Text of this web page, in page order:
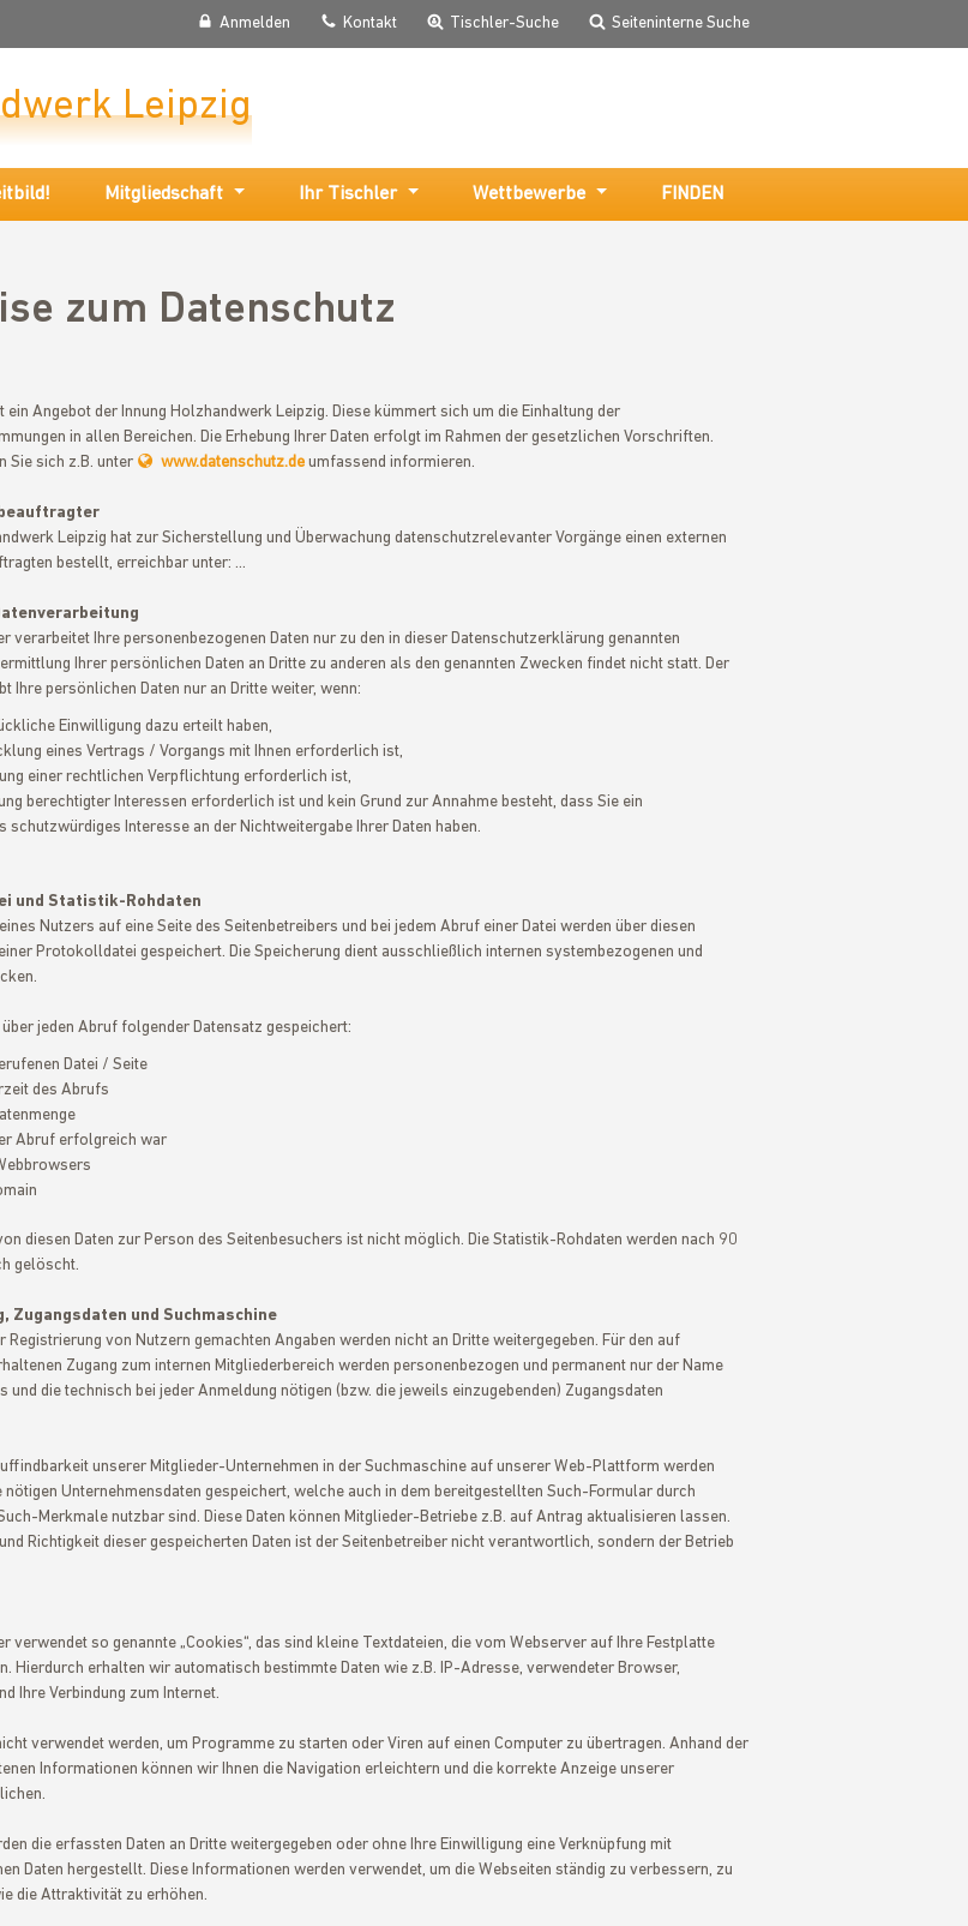
Leipzig
Anmelden Kontakt Tischler-Suche Seiteninterne Suche
Mitgliedschaft Ihr Tischler Wettbewerbe FINDEN
zum Datenschutz
ein Angebot der Innung Holzhandwerk Leipzig. Diese kümmert sich um die Einhaltung der
in allen Bereichen. Die Erhebung Ihrer Daten erfolgt im Rahmen der gesetzlichen Vorschriften.
Sie sich z.B. unter
www.datenschutz.deumfassend informieren.
Leipzig hat zur Sicherstellung und Überwachung datenschutzrelevanter Vorgänge einen externen
bestellt, erreichbar unter: ...
verarbeitet Ihre personenbezogenen Daten nur zu den in dieser Datenschutzerklärung genannten
Ihrer persönlichen Daten an Dritte zu anderen als den genannten Zwecken findet nicht statt. Der
Ihre persönlichen Daten nur an Dritte weiter, wenn:
Einwilligung dazu erteilt haben,
eines Vertrags / Vorgangs mit Ihnen erforderlich ist,
einer rechtlichen Verpflichtung erforderlich ist,
berechtigter Interessen erforderlich ist und kein Grund zur Annahme besteht, dass Sie ein
schutzwürdiges Interesse an der Nichtweitergabe Ihrer Daten haben.
und Statistik-Rohdaten
Nutzers auf eine Seite des Seitenbetreibers und bei jedem Abruf einer Datei werden über diesen
Protokolldatei gespeichert. Die Speicherung dient ausschließlich internen systembezogenen und
jeden Abruf folgender Datensatz gespeichert:
Datei / Seite
des Abrufs
Abruf erfolgreich war
diesen Daten zur Person des Seitenbesuchers ist nicht möglich. Die Statistik-Rohdaten werden nach 90
gelöscht.
Zugangsdaten und Suchmaschine
Registrierung von Nutzern gemachten Angaben werden nicht an Dritte weitergegeben. Für den auf
Zugang zum internen Mitgliederbereich werden personenbezogen und permanent nur der Name
und die technisch bei jeder Anmeldung nötigen (bzw. die jeweils einzugebenden) Zugangsdaten
unserer Mitglieder-Unternehmen in der Suchmaschine auf unserer Web-Plattform werden
nötigen Unternehmensdaten gespeichert, welche auch in dem bereitgestellten Such-Formular durch
Merkmale nutzbar sind. Diese Daten können Mitglieder-Betriebe z.B. auf Antrag aktualisieren lassen.
Richtigkeit dieser gespeicherten Daten ist der Seitenbetreiber nicht verantwortlich, sondern der Betrieb
verwendet so genannte „Cookies“, das sind kleine Textdateien, die vom Webserver auf Ihre Festplatte
Hierdurch erhalten wir automatisch bestimmte Daten wie z.B. IP-Adresse, verwendeter Browser,
Ihre Verbindung zum Internet.
verwendet werden, um Programme zu starten oder Viren auf einen Computer zu übertragen. Anhand der
Informationen können wir Ihnen die Navigation erleichtern und die korrekte Anzeige unserer
die erfassten Daten an Dritte weitergegeben oder ohne Ihre Einwilligung eine Verknüpfung mit
Daten hergestellt. Diese Informationen werden verwendet, um die Webseiten ständig zu verbessern, zu
die Attraktivität zu erhöhen.